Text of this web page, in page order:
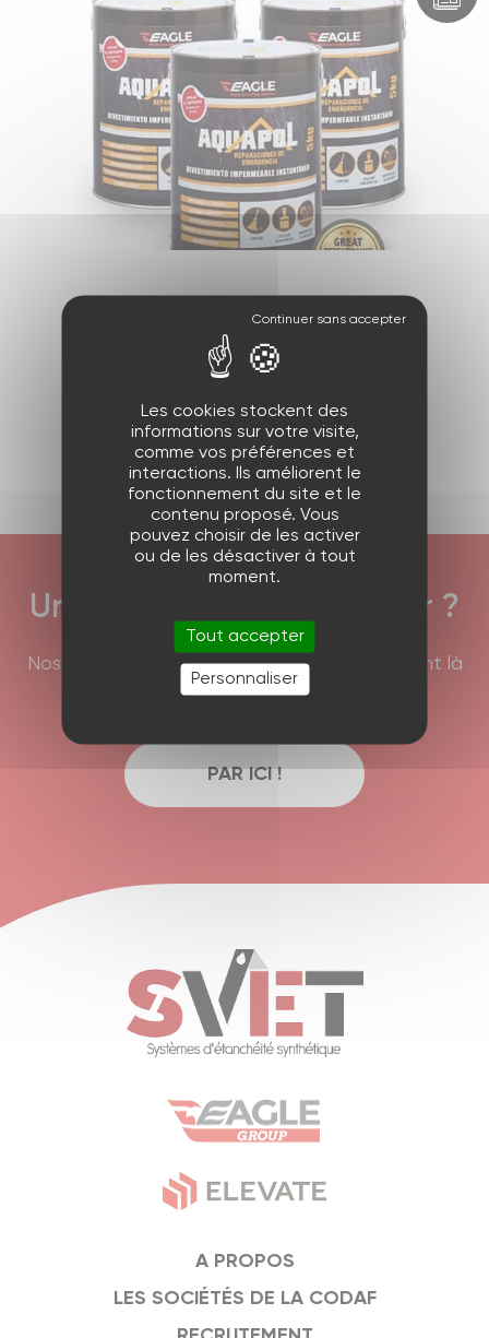
Produit précédent
Produit suivant
Une question à nous poser ?
Nos équipes commerciales et techniques sont là
pour répondre à vos interrogations !
PAR ICI !
A PROPOS
LES SOCIÉTÉS DE LA CODAF
Les cookies stockent des
informations sur votre visite,
comme vos préférences et
interactions. Ils améliorent le
fonctionnement du site et le
contenu proposé. Vous
pouvez choisir de les activer
ou de les désactiver à tout
moment.
Tout accepter
Personnaliser